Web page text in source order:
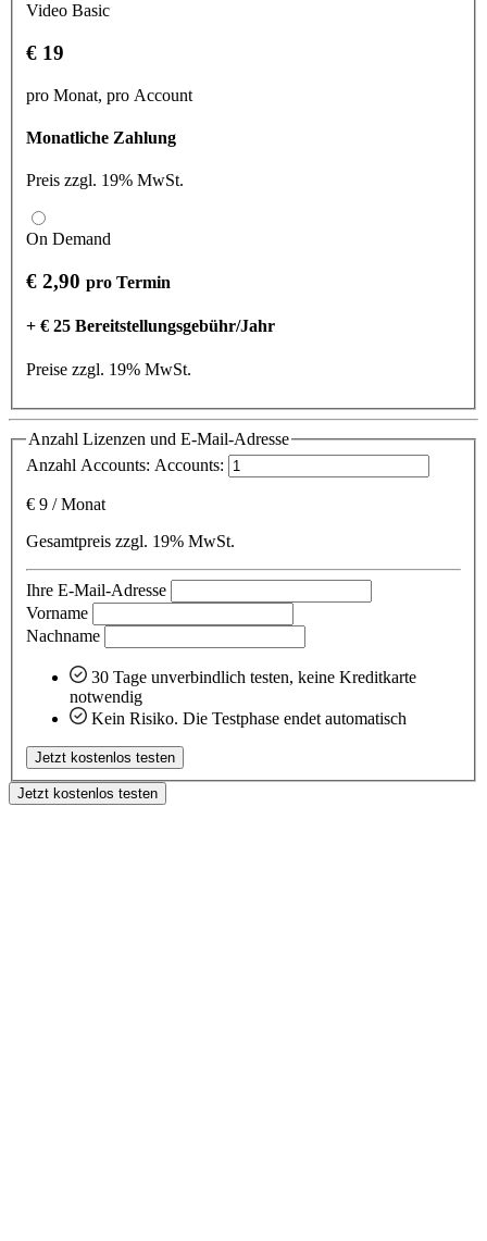
Video Basic
€ 19
pro Monat, pro Account
Monatliche Zahlung
Preis zzgl. 19% MwSt.
On Demand
€ 2,90 pro Termin
+ € 25 Bereitstellungsgebühr/Jahr
Preise zzgl. 19% MwSt.
Anzahl Lizenzen und E-Mail-Adresse
Anzahl Accounts: Accounts:
€ 9 /Monat
Gesamtpreis zzgl. 19% MwSt.
Ihre E-Mail-Adresse
Vorname
Nachname
30 Tage unverbindlich testen, keine Kreditkarte
notwendig
Kein Risiko. Die Testphase endet automatisch